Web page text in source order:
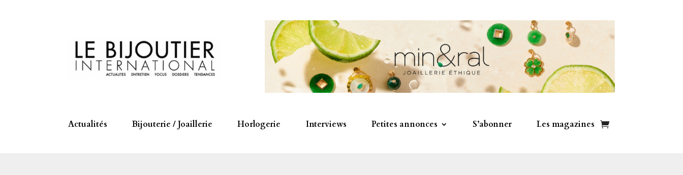
Actualités Bijouterie / Joaillerie Horlogerie Interviews Petites annonces S’abonner Les magazines